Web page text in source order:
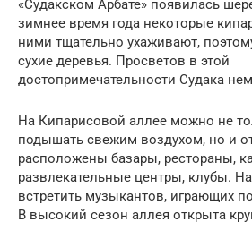
«Судакском Арбате» появилась
зимнее время года некоторые
ними тщательно ухаживают,
сухие деревья. Просветов в этой
достопримечательности Судака
На Кипарисовой аллее можно не
подышать свежим воздухом, но и
расположены базары, рестораны,
развлекательные центры, клубы.
встретить музыкантов, играющих
В высокий сезон аллея открыта